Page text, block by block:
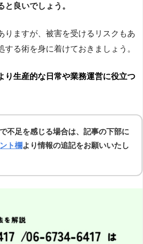
良いでしょう。
りますが、被害を受けるリスクもあ
する術を身に着けておきましょう。
り生産的な日常や業務運営に役立つ
不足を感じる場合は、記事の下部に
ト欄より情報の追記をお願いいたし